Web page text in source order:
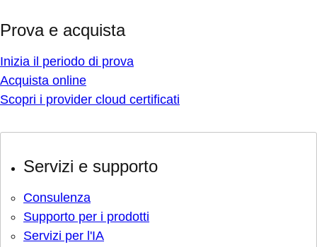
Prova e acquista
Inizia il periodo di prova
Acquista online
Scopri i provider cloud certificati
Servizi e supporto
Consulenza
Supporto per i prodotti
Servizi per l'IA